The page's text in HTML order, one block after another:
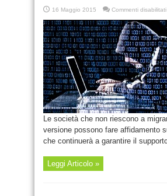
16 Maggio 2015 Commenti disabilitati
Le società che non riescono a
versione possono fare affidamento
che continuerà a garantire il
Leggi Articolo »